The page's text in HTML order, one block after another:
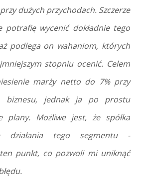
dużych przychodach. Szczerze
potrafię wycenić dokładnie tego
podlega on wahaniom, których
stopniu ocenić. Celem
marży netto do 7% przy
biznesu, jednak ja po prostu
plany. Możliwe jest, że spółka
działania tego segmentu -
punkt, co pozwoli mi uniknąć